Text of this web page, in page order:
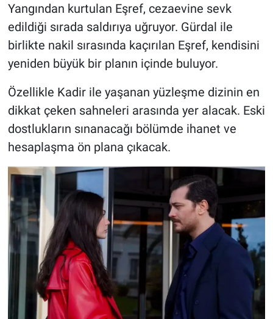
Yangından kurtulan Eşref, cezaevine sevk
edildiği sırada saldırıya uğruyor. Gürdal ile
birlikte nakil sırasında kaçırılan Eşref, kendisini
yeniden büyük bir planın içinde buluyor.
Özellikle Kadir ile yaşanan yüzleşme dizinin en
dikkat çeken sahneleri arasında yer alacak. Eski
dostlukların sınanacağı bölümde ihanet ve
hesaplaşma ön plana çıkacak.